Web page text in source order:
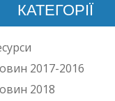
КАТЕГОРІЇ
2017-2016
2018